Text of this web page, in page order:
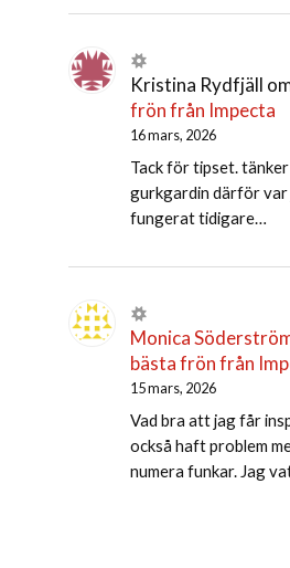
Kristina Rydfjäll
frön från Impecta
16 mars, 2026
Tack för tipset.
gurkgardin därför var
fungerat tidigare…
Monica
bästa frön från
15 mars, 2026
Vad bra att jag får
också haft problem
numera funkar. Jag